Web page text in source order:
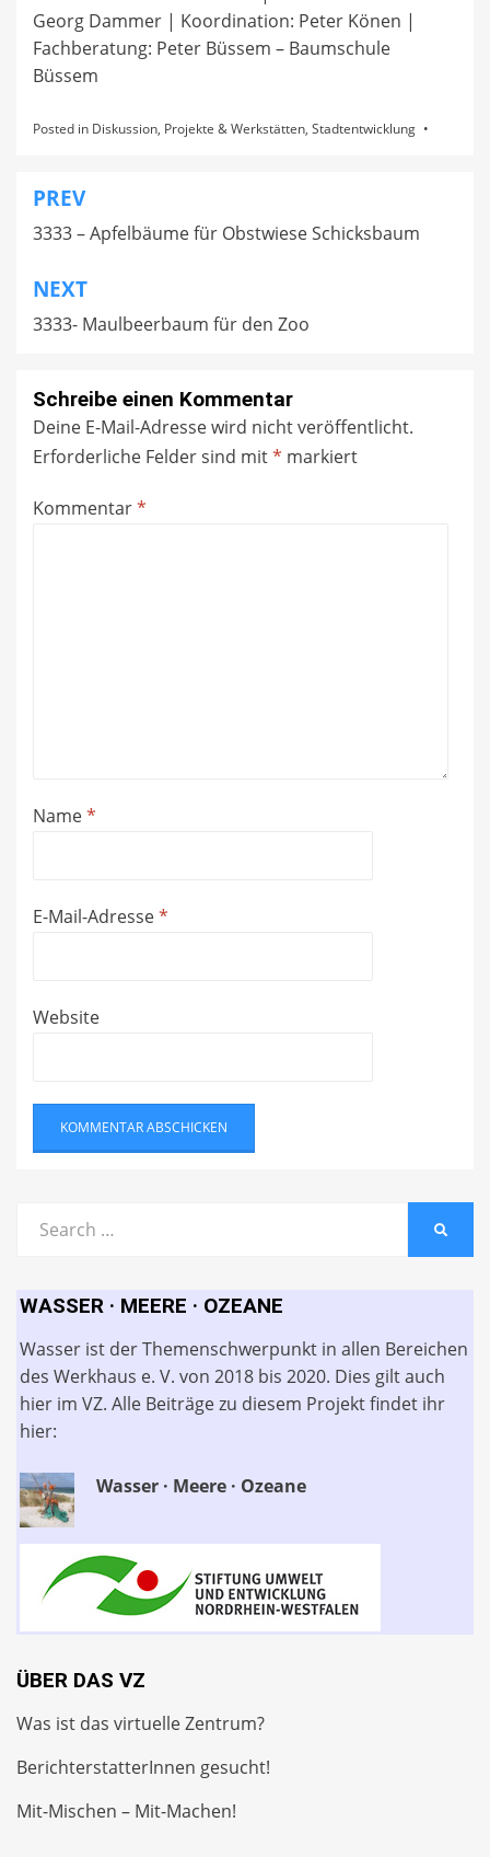
Georg Dammer | Koordination: Peter Könen |
Fachberatung: Peter Büssem – Baumschule
Büssem
Posted in Diskussion, Projekte & Werkstätten, Stadtentwicklung
Beitragsnavigation
PREV
3333 – Apfelbäume für Obstwiese Schicksbaum
NEXT
3333- Maulbeerbaum für den Zoo
Schreibe einen Kommentar
Deine E-Mail-Adresse wird nicht veröffentlicht.
Erforderliche Felder sind mit* markiert
Kommentar*
Name*
E-Mail-Adresse*
Website
for:
WASSER · MEERE · OZEANE
Wasser ist der Themenschwerpunkt in allen Bereichen
des Werkhaus e. V. von 2018 bis 2020. Dies gilt auch
hier im VZ. Alle Beiträge zu diesem Projekt findet ihr
hier:
Wasser · Meere · Ozeane
ÜBER DAS VZ
Was ist das virtuelle Zentrum?
BerichterstatterInnen gesucht!
Mit-Mischen – Mit-Machen!